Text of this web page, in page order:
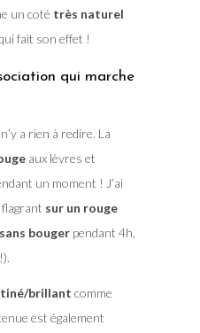
un coté très naturel
fait son effet !
qui marche
a rien à redire. La
aux lèvres et
un moment ! J’ai
sur un rouge
bougerpendant 4h,
brillant comme
est également